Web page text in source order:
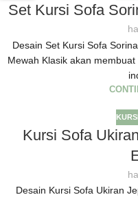
Set Kursi Sofa
Desain Set Kursi Sofa
Mewah Klasik akan
Kursi Sofa
Desain Kursi Sofa Ukiran